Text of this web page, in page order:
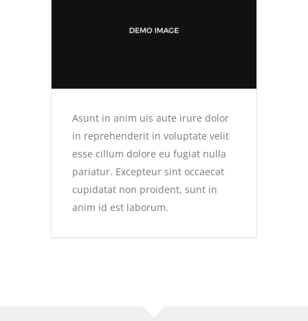
Asunt in anim uis aute irure dolor
in reprehenderit in voluptate velit
esse cillum dolore eu fugiat nulla
pariatur. Excepteur sint occaecat
cupidatat non proident, sunt in
anim id est laborum.